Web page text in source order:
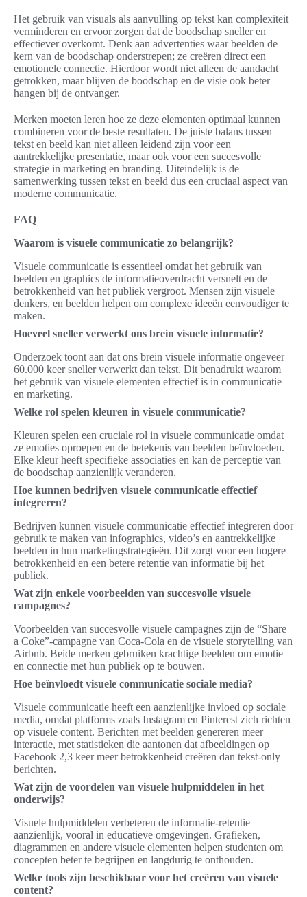
Het gebruik van visuals als aanvulling op tekst kan complexiteit
verminderen en ervoor zorgen dat de boodschap sneller en
effectiever overkomt. Denk aan advertenties waar beelden de
kern van de boodschap onderstrepen; ze creëren direct een
emotionele connectie. Hierdoor wordt niet alleen de aandacht
getrokken, maar blijven de boodschap en de visie ook beter
hangen bij de ontvanger.
Merken moeten leren hoe ze deze elementen optimaal kunnen
combineren voor de beste resultaten. De juiste balans tussen
tekst en beeld kan niet alleen leidend zijn voor een
aantrekkelijke presentatie, maar ook voor een succesvolle
strategie in marketing en branding. Uiteindelijk is de
samenwerking tussen tekst en beeld dus een cruciaal aspect van
moderne communicatie.
FAQ
Waarom is visuele communicatie zo belangrijk?
Visuele communicatie is essentieel omdat het gebruik van
beelden en graphics de informatieoverdracht versnelt en de
betrokkenheid van het publiek vergroot. Mensen zijn visuele
denkers, en beelden helpen om complexe ideeën eenvoudiger te
maken.
Hoeveel sneller verwerkt ons brein visuele informatie?
Onderzoek toont aan dat ons brein visuele informatie ongeveer
60.000 keer sneller verwerkt dan tekst. Dit benadrukt waarom
het gebruik van visuele elementen effectief is in communicatie
en marketing.
Welke rol spelen kleuren in visuele communicatie?
Kleuren spelen een cruciale rol in visuele communicatie omdat
ze emoties oproepen en de betekenis van beelden beïnvloeden.
Elke kleur heeft specifieke associaties en kan de perceptie van
de boodschap aanzienlijk veranderen.
Hoe kunnen bedrijven visuele communicatie effectief
integreren?
Bedrijven kunnen visuele communicatie effectief integreren door
gebruik te maken van infographics, video’s en aantrekkelijke
beelden in hun marketingstrategieën. Dit zorgt voor een hogere
betrokkenheid en een betere retentie van informatie bij het
publiek.
Wat zijn enkele voorbeelden van succesvolle visuele
campagnes?
Voorbeelden van succesvolle visuele campagnes zijn de “Share
a Coke”-campagne van Coca-Cola en de visuele storytelling van
Airbnb. Beide merken gebruiken krachtige beelden om emotie
en connectie met hun publiek op te bouwen.
Hoe beïnvloedt visuele communicatie sociale media?
Visuele communicatie heeft een aanzienlijke invloed op sociale
media, omdat platforms zoals Instagram en Pinterest zich richten
op visuele content. Berichten met beelden genereren meer
interactie, met statistieken die aantonen dat afbeeldingen op
Facebook 2,3 keer meer betrokkenheid creëren dan tekst-only
berichten.
Wat zijn de voordelen van visuele hulpmiddelen in het
onderwijs?
Visuele hulpmiddelen verbeteren de informatie-retentie
aanzienlijk, vooral in educatieve omgevingen. Grafieken,
diagrammen en andere visuele elementen helpen studenten om
concepten beter te begrijpen en langdurig te onthouden.
Welke tools zijn beschikbaar voor het creëren van visuele
content?